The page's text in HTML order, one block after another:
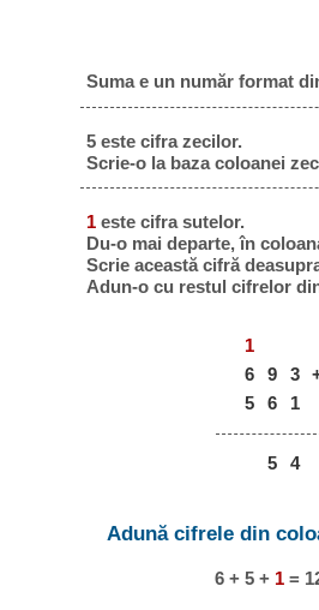
Suma e un număr format
5 este cifra zecilor.
Scrie-o la baza coloanei
1 este cifra sutelor.
Du-o mai departe, în
Scrie această cifră
Adun-o cu restul cifrelor
1
6
9 3
5
6 1
5 4
Adună cifrele din
6 + 5 + 1=